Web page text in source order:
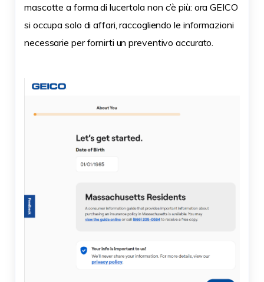
mascotte a forma di lucertola non c’è più: ora GEICO
si occupa solo di affari, raccogliendo le informazioni
necessarie per fornirti un preventivo accurato.